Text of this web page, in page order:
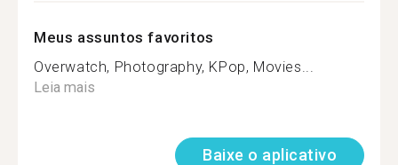
Meus assuntos favoritos
Overwatch, Photography, KPop, Movies...
Leia mais
Baixe o aplicativo